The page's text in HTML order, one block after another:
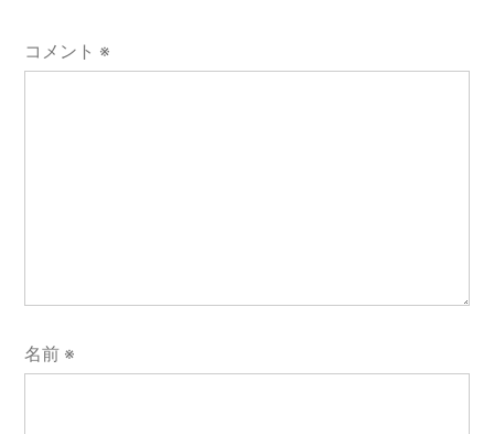
コメント ※
名前 ※